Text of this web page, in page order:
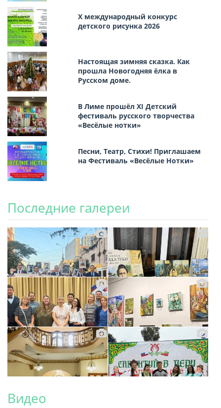
Х международный конкурс
детского рисунка 2026
Настоящая зимняя сказка. Как
прошла Новогодняя ёлка в
Русском доме.
В Лиме прошёл XI Детский
фестиваль русского творчества
«Весёлые нотки»
Песни, Театр, Стихи! Приглашаем
на Фестиваль «Весёлые Нотки»
Последние галереи
Видео